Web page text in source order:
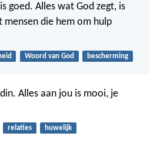
goed. Alles wat God zegt, is
mensen die hem om hulp
Woord van God bescherming
Alles aan jou is mooi, je
relaties huwelijk